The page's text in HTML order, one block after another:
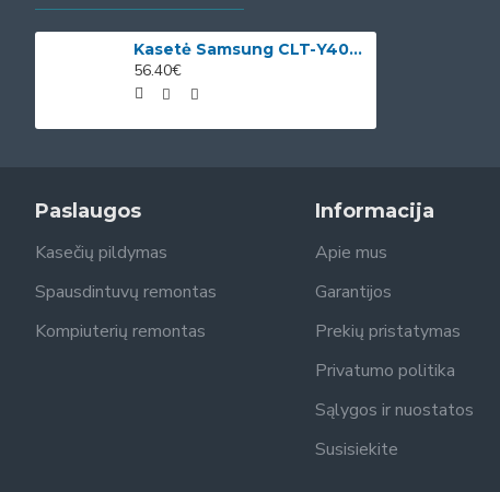
Kasetė Samsung CLT-Y406S (SU462A) OEM
56.40€
Paslaugos
Kasečių pildymas
Spausdintuvų remontas
Kompiuterių remontas
Informacija
Apie mus
Garantijos
Prekių pristatymas
Privatumo politika
Sąlygos ir nuostatos
Susisiekite